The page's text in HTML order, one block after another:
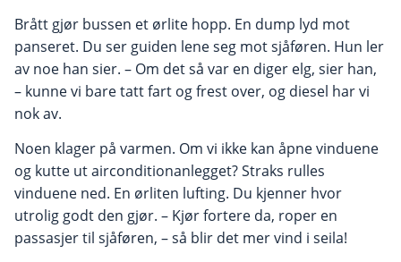
Brått gjør bussen et ørlite hopp. En dump lyd mot
panseret. Du ser guiden lene seg mot sjåføren. Hun ler
av noe han sier. – Om det så var en diger elg, sier han,
– kunne vi bare tatt fart og frest over, og diesel har vi
nok av.
Noen klager på varmen. Om vi ikke kan åpne vinduene
og kutte ut airconditionanlegget? Straks rulles
vinduene ned. En ørliten lufting. Du kjenner hvor
utrolig godt den gjør. – Kjør fortere da, roper en
passasjer til sjåføren, – så blir det mer vind i seila!